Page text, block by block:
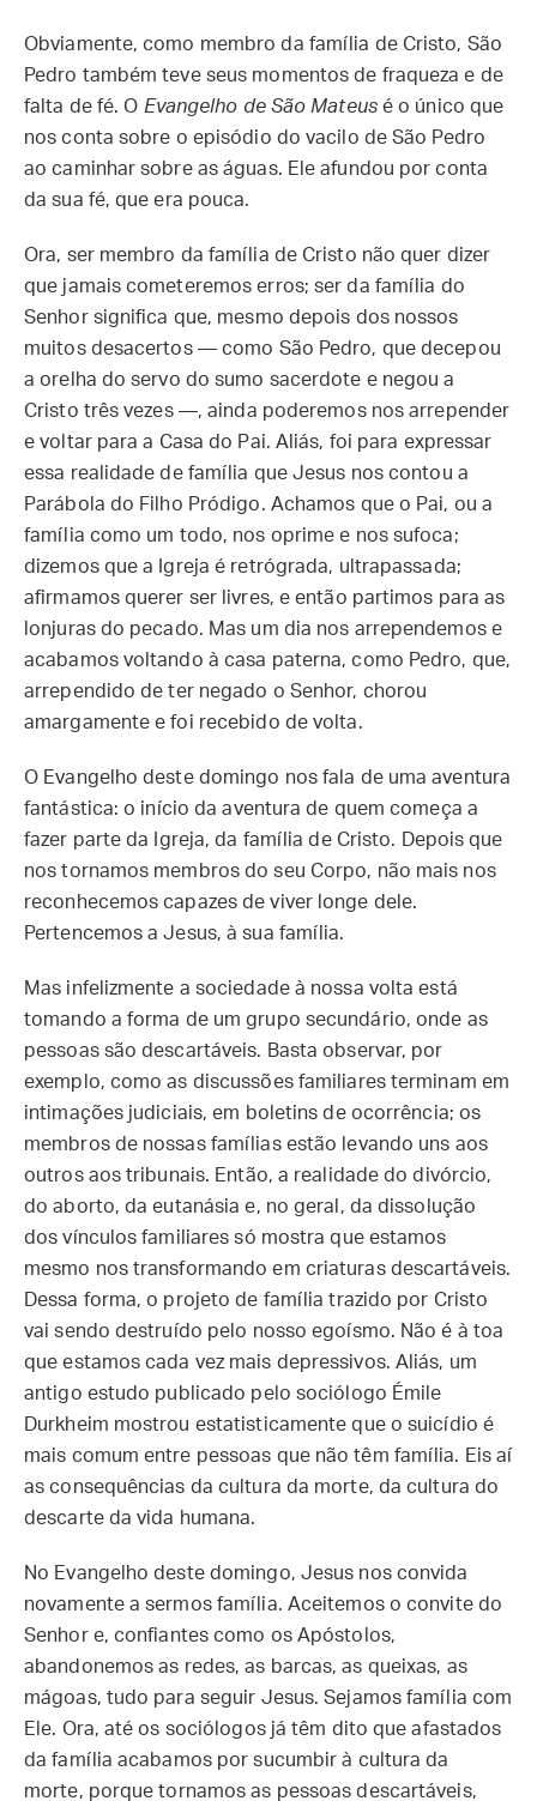
Obviamente, como membro da família de Cristo, São
Pedro também teve seus momentos de fraqueza e de
falta de fé. O Evangelho de São Mateusé o único que
nos conta sobre o episódio do vacilo de São Pedro
ao caminhar sobre as águas. Ele afundou por conta
da sua fé, que era pouca.
Ora, ser membro da família de Cristo não quer dizer
que jamais cometeremos erros; ser da família do
Senhor significa que, mesmo depois dos nossos
muitos desacertos — como São Pedro, que decepou
a orelha do servo do sumo sacerdote e negou a
Cristo três vezes —, ainda poderemos nos arrepender
e voltar para a Casa do Pai. Aliás, foi para expressar
essa realidade de família que Jesus nos contou a
Parábola do Filho Pródigo. Achamos que o Pai, ou a
família como um todo, nos oprime e nos sufoca;
dizemos que a Igreja é retrógrada, ultrapassada;
afirmamos querer ser livres, e então partimos para as
lonjuras do pecado. Mas um dia nos arrependemos e
acabamos voltando à casa paterna, como Pedro, que,
arrependido de ter negado o Senhor, chorou
amargamente e foi recebido de volta.
O Evangelho deste domingo nos fala de uma aventura
fantástica: o início da aventura de quem começa a
fazer parte da Igreja, da família de Cristo. Depois que
nos tornamos membros do seu Corpo, não mais nos
reconhecemos capazes de viver longe dele.
Pertencemos a Jesus, à sua família.
Mas infelizmente a sociedade à nossa volta está
tomando a forma de um grupo secundário, onde as
pessoas são descartáveis. Basta observar, por
exemplo, como as discussões familiares terminam em
intimações judiciais, em boletins de ocorrência; os
membros de nossas famílias estão levando uns aos
outros aos tribunais. Então, a realidade do divórcio,
do aborto, da eutanásia e, no geral, da dissolução
dos vínculos familiares só mostra que estamos
mesmo nos transformando em criaturas descartáveis.
Dessa forma, o projeto de família trazido por Cristo
vai sendo destruído pelo nosso egoísmo. Não é à toa
que estamos cada vez mais depressivos. Aliás, um
antigo estudo publicado pelo sociólogo Émile
Durkheim mostrou estatisticamente que o suicídio é
mais comum entre pessoas que não têm família. Eis aí
as consequências da cultura da morte, da cultura do
descarte da vida humana.
No Evangelho deste domingo, Jesus nos convida
novamente a sermos família. Aceitemos o convite do
Senhor e, confiantes como os Apóstolos,
abandonemos as redes, as barcas, as queixas, as
mágoas, tudo para seguir Jesus. Sejamos família com
Ele. Ora, até os sociólogos já têm dito que afastados
da família acabamos por sucumbir à cultura da
morte, porque tornamos as pessoas descartáveis,